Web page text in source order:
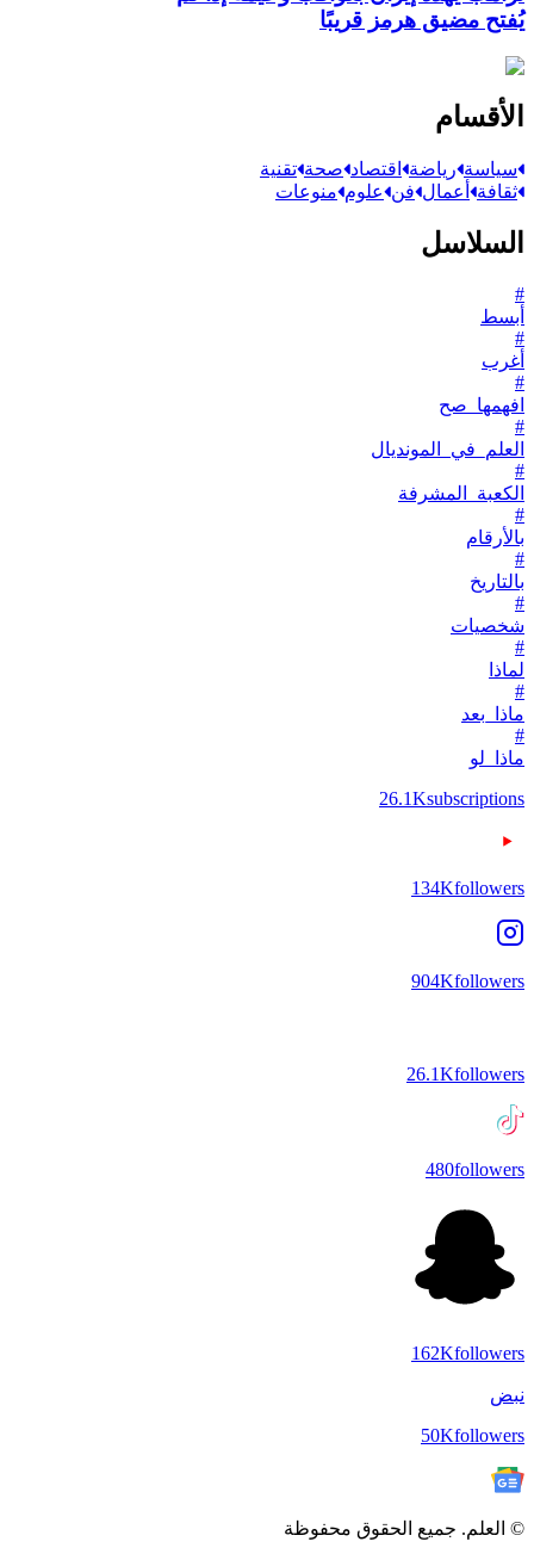
يُفتح مضيق هرمز قريبًا
الأقسام
سياسة رياضة اقتصاد صحة تقنية
ثقافة أعمال فن علوم منوعات
السلاسل
#
أبسط
#
أغرب
#
افهمها_صح
#
العلم_في_المونديال
#
الكعبة_المشرفة
#
بالأرقام
#
بالتاريخ
#
شخصيات
#
لماذا
#
ماذا_بعد
#
ماذا_لو
26.1Ksubscriptions
134Kfollowers
904Kfollowers
26.1Kfollowers
480followers
162Kfollowers
نبض
50Kfollowers
© العلم. جميع الحقوق محفوظة